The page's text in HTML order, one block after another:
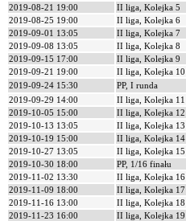
2019-08-21 19:00
II liga, Kolejka 5
2019-08-25 19:00
II liga, Kolejka 6
2019-09-01 13:05
II liga, Kolejka 7
2019-09-08 13:05
II liga, Kolejka 8
2019-09-15 17:00
II liga, Kolejka 9
2019-09-21 19:00
II liga, Kolejka 10
2019-09-24 15:30
PP, I runda
2019-09-29 14:00
II liga, Kolejka 11
2019-10-05 15:00
II liga, Kolejka 12
2019-10-13 13:05
II liga, Kolejka 13
2019-10-19 15:00
II liga, Kolejka 14
2019-10-27 13:05
II liga, Kolejka 15
2019-10-30 18:00
PP, 1/16 finału
2019-11-02 13:30
II liga, Kolejka 16
2019-11-09 18:00
II liga, Kolejka 17
2019-11-16 13:00
II liga, Kolejka 18
2019-11-23 16:00
II liga, Kolejka 19